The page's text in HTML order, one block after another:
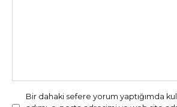
Bir dahaki sefere yorum yaptığımda